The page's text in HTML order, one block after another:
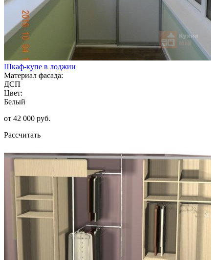
Шкаф-купе в лоджии
Материал фасада:
ДСП
Цвет:
Белый
от 42 000 руб.
Рассчитать